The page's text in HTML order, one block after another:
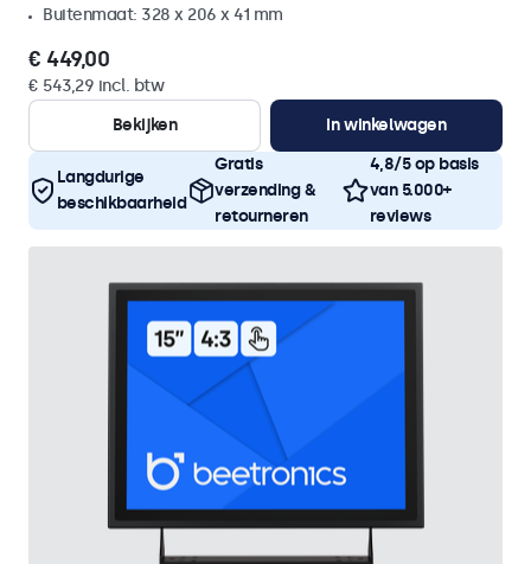
Buitenmaat: 328 x 206 x 41 mm
€ 449,00
€ 543,29 incl. btw
Bekijken
In winkelwagen
Langdurige
beschikbaarheid
Gratis
verzending &
retourneren
4,8/5 op basis
van 5.000+
reviews